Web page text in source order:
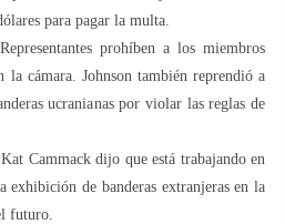
para pagar la multa.
prohíben a los miembros
cámara. Johnson también reprendió a
ucranianas por violar las reglas de
Cammack dijo que está trabajando en
de banderas extranjeras en la
futuro.